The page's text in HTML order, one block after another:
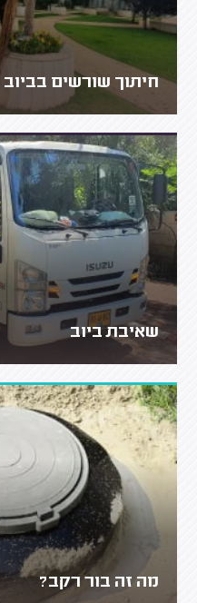
חיתוך שורשים בביוב
שאיבת ביוב
מה זה בור רקב?